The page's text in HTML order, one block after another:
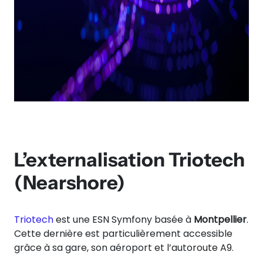
L’externalisation Triotech
(Nearshore)
Triotechest une ESN Symfony basée à Montpellier.
Cette dernière est particulièrement accessible
grâce à sa gare, son aéroport et l’autoroute A9.